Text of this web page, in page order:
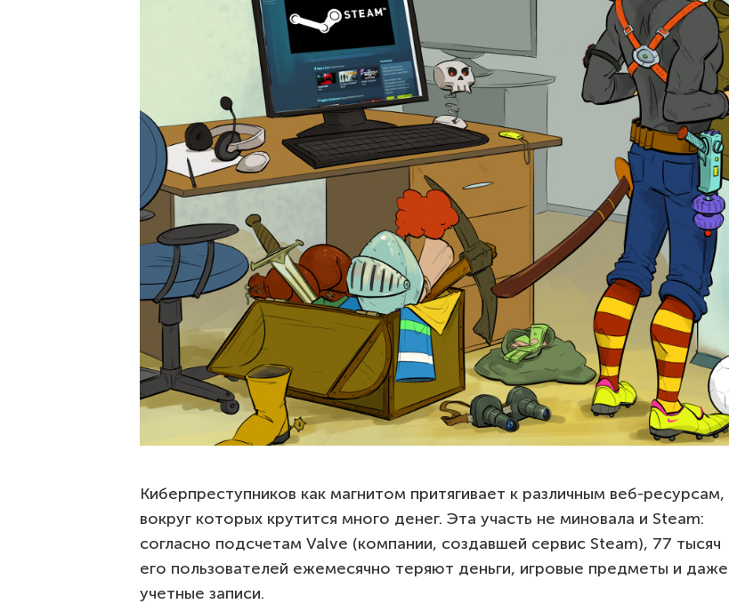
Киберпреступников как магнитом притягивает к различным веб-ресурсам,
вокруг которых крутится много денег. Эта участь не миновала и Steam:
согласно подсчетам Valve (компании, создавшей сервис Steam), 77 тысяч
его пользователей ежемесячно теряют деньги, игровые предметы и даже
учетные записи.